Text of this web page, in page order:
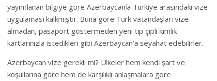
yayımlanan bilgiye göre Azerbaycanla Türkiye arasındaki vize
uygulaması kalkmıştır. Buna göre Türk vatandaşları vize
almadan, pasaport göstermeden yeni tip çipli kimlik
kartlarınızla istedikleri gibi Azerbaycan’a seyahat edebilirler.
Azerbaycan vize gerekli mi? Ülkeler hem kendi şart ve
koşullarına göre hem de karşılıklı anlaşmalara göre